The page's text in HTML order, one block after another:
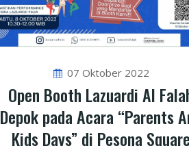
07 Oktober 2022
Open Booth Lazuardi Al
Depok pada Acara “Parents
Kids Days” di Pesona Square